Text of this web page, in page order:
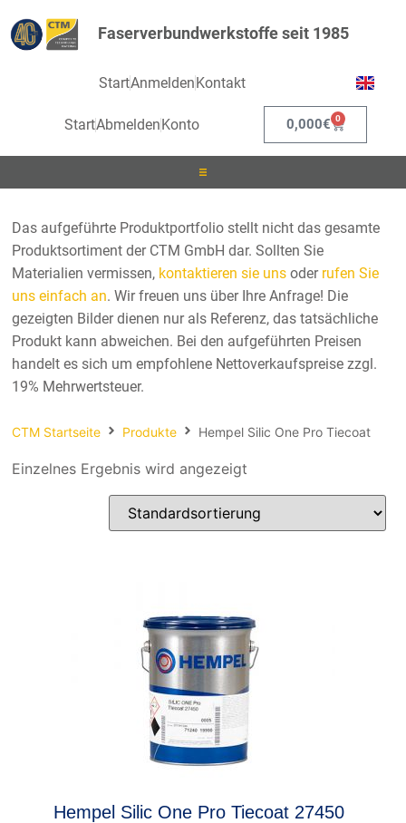
Faserverbundwerkstoffe seit 1985
StartAnmeldenKontakt
StartAbmelden Konto 0,000€ 0
Kleben
Beschichten
Fasern
Kernmaterial
NEU
Das aufgeführte Produktportfolio stellt nicht das gesamte
Produktsortiment der CTM GmbH dar. Sollten Sie
Materialien vermissen, kontaktieren sie uns oder rufen Sie
uns einfach an. Wir freuen uns über Ihre Anfrage! Die
gezeigten Bilder dienen nur als Referenz, das tatsächliche
Produkt kann abweichen. Bei den aufgeführten Preisen
handelt es sich um empfohlene Nettoverkaufspreise zzgl.
19% Mehrwertsteuer.
CTM Startseite Produkte Hempel Silic One Pro Tiecoat
Einzelnes Ergebnis wird angezeigt
Hempel Silic One Pro Tiecoat 27450